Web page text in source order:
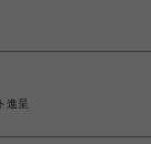
進呈